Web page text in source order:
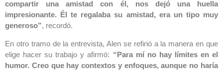
compartir una amistad con él, nos dejó una huella
impresionante. Él te regalaba su amistad, era un tipo muy
generoso”, recordó.
En otro tramo de la entrevista, Alen se refirió a la manera en que
elige hacer su trabajo y afirmó: “Para mí no hay límites en el
humor. Creo que hay contextos y enfoques, aunque no haría